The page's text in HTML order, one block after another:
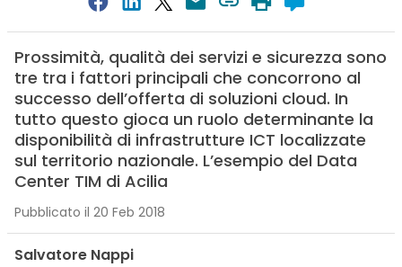
Prossimità, qualità dei servizi e sicurezza sono
tre tra i fattori principali che concorrono al
successo dell’offerta di soluzioni cloud. In
tutto questo gioca un ruolo determinante la
disponibilità di infrastrutture ICT localizzate
sul territorio nazionale. L’esempio del Data
Center TIM di Acilia
Pubblicato il 20 Feb 2018
Salvatore Nappi